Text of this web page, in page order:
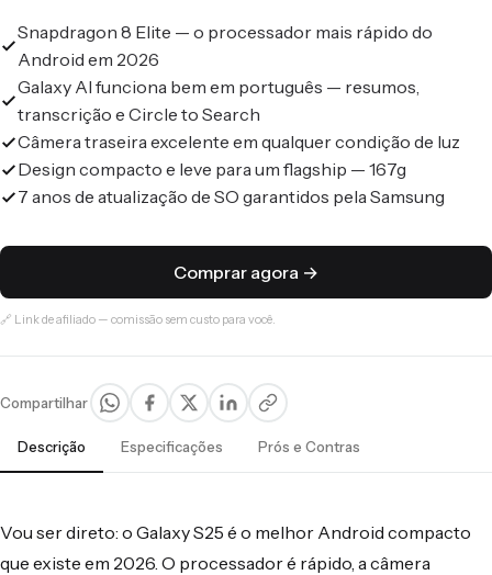
Snapdragon 8 Elite — o processador mais rápido do
Android em 2026
Galaxy AI funciona bem em português — resumos,
transcrição e Circle to Search
Câmera traseira excelente em qualquer condição de luz
Design compacto e leve para um flagship — 167g
7 anos de atualização de SO garantidos pela Samsung
Comprar agora →
🔗 Link de afiliado — comissão sem custo para você.
Compartilhar
Descrição Especificações Prós e Contras
Vou ser direto: o Galaxy S25 é o melhor Android compacto
que existe em 2026. O processador é rápido, a câmera